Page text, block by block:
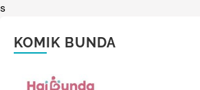
s
KOMIK BUNDA